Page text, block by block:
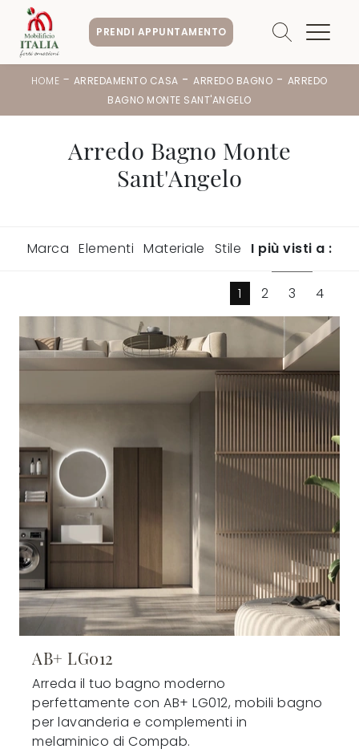
PRENDI APPUNTAMENTO
HOME - ARREDAMENTO CASA -ARREDO BAGNO - ARREDO
BAGNO MONTE SANT'ANGELO
Arredo Bagno Monte
Sant'Angelo
Marca Elementi Materiale Stile I più visti a :
1 2 3 4
AB+ LG012
Arreda il tuo bagno moderno
perfettamente con AB+ LG012, mobili bagno
per lavanderia e complementi in
melaminico di Compab.